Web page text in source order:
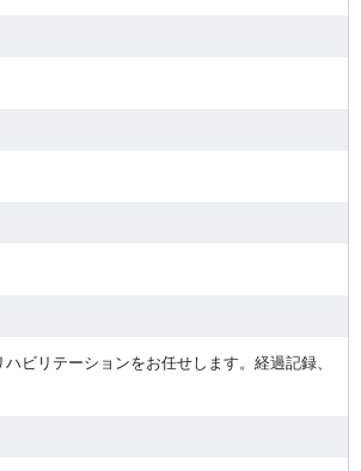
ビリテーションをお任せします。経過記録、